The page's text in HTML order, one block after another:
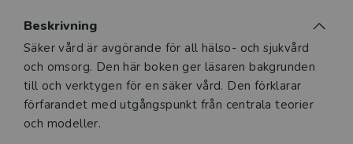
Beskrivning
Beskrivning
Säker vård är avgörande för all hälso- och sjukvård
och omsorg. Den här boken ger läsaren bakgrunden
till och verktygen för en säker vård. Den förklarar
förfarandet med utgångspunkt från centrala teorier
och modeller.